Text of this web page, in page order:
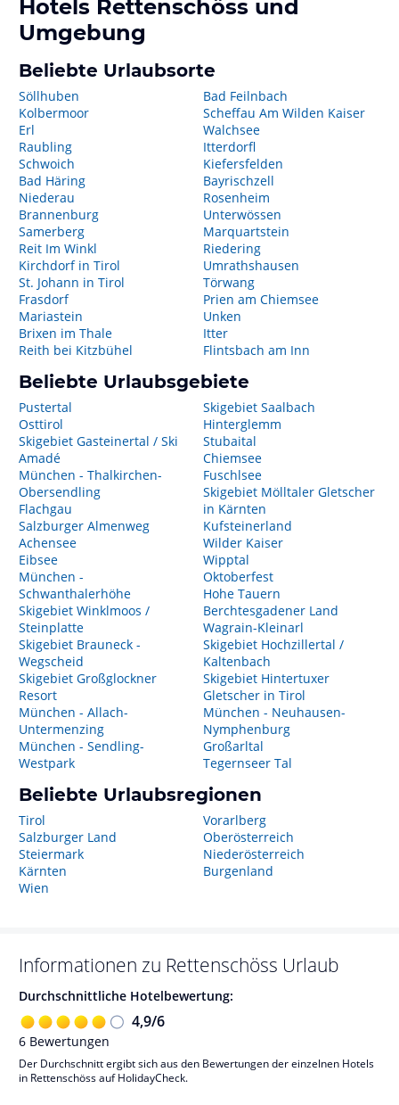
Hotels Rettenschöss und
Umgebung
Beliebte Urlaubsorte
Söllhuben
Kolbermoor
Erl
Raubling
Schwoich
Bad Häring
Niederau
Brannenburg
Samerberg
Reit Im Winkl
Kirchdorf in Tirol
St. Johann in Tirol
Frasdorf
Mariastein
Brixen im Thale
Reith bei Kitzbühel
Bad Feilnbach
Scheffau Am Wilden Kaiser
Walchsee
Itterdorfl
Kiefersfelden
Bayrischzell
Rosenheim
Unterwössen
Marquartstein
Riedering
Umrathshausen
Törwang
Prien am Chiemsee
Unken
Itter
Flintsbach am Inn
Beliebte Urlaubsgebiete
Pustertal
Osttirol
Skigebiet Gasteinertal / Ski
Amadé
München - Thalkirchen-
Obersendling
Flachgau
Salzburger Almenweg
Achensee
Eibsee
München -
Schwanthalerhöhe
Skigebiet Winklmoos /
Steinplatte
Skigebiet Brauneck -
Wegscheid
Skigebiet Großglockner
Resort
München - Allach-
Untermenzing
München - Sendling-
Westpark
Skigebiet Saalbach
Hinterglemm
Stubaital
Chiemsee
Fuschlsee
Skigebiet Mölltaler Gletscher
in Kärnten
Kufsteinerland
Wilder Kaiser
Wipptal
Oktoberfest
Hohe Tauern
Berchtesgadener Land
Wagrain-Kleinarl
Skigebiet Hochzillertal /
Kaltenbach
Skigebiet Hintertuxer
Gletscher in Tirol
München - Neuhausen-
Nymphenburg
Großarltal
Tegernseer Tal
Beliebte Urlaubsregionen
Tirol
Salzburger Land
Steiermark
Kärnten
Wien
Vorarlberg
Oberösterreich
Niederösterreich
Burgenland
Informationen zu Rettenschöss Urlaub
Durchschnittliche Hotelbewertung:
4,9/6
6 Bewertungen
Der Durchschnitt ergibt sich aus den Bewertungen der einzelnen Hotels
in Rettenschöss auf HolidayCheck.